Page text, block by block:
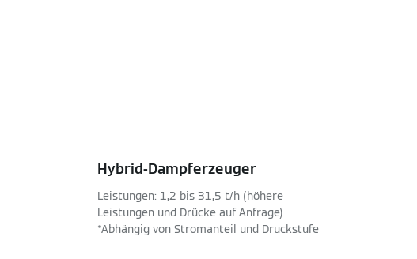
Hybrid-Dampferzeuger
Leistungen: 1,2 bis 31,5 t/h (höhere
Leistungen und Drücke auf Anfrage)
*Abhängig von Stromanteil und Druckstufe